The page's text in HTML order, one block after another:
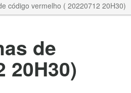
código vermelho ( 20220712 20H30)
de
20H30)